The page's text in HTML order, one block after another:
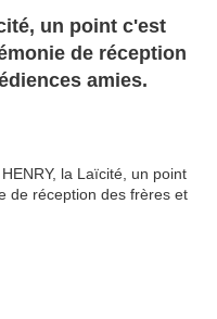
un point c'est
de réception
amies.